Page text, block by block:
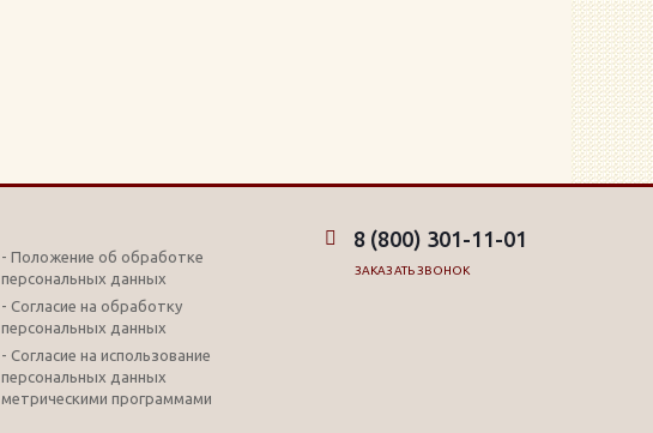
- Положение об обработке
персональных данных
- Согласие на обработку
персональных данных
- Согласие на использование
персональных данных
метрическими программами
8 (800) 301-11-01
ЗАКАЗАТЬ ЗВОНОК